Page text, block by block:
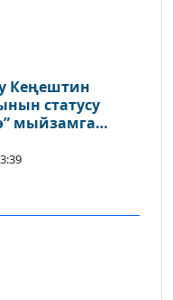
Кеңештин
статусу
мыйзамга